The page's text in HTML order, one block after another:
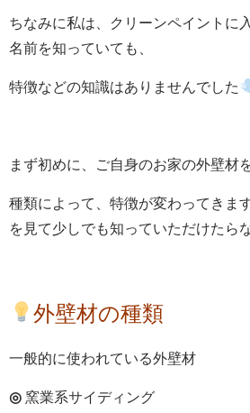
ちなみに私は、クリーンペイントに
名前を知っていても、
特徴などの知識はありませんでした
まず初めに、 ご自身のお家の外壁材
種類によって、特徴が変わってきま
を見て少しでも知っていただけたら
外壁材の種類
一般的に使われている外壁材
◎ 窯業系サイディング